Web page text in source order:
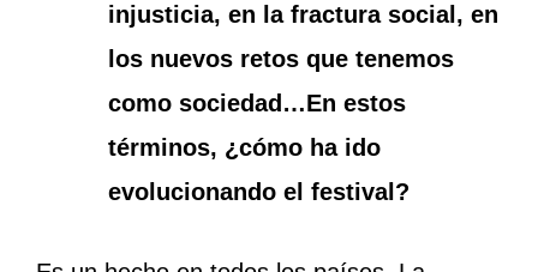
injusticia, en la fractura social, en
los nuevos retos que tenemos
como sociedad…En estos
términos, ¿cómo ha ido
evolucionando el festival?